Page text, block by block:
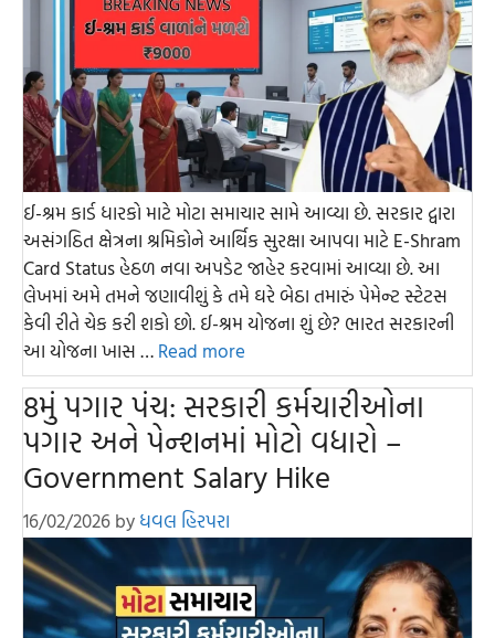
ઈ-શ્રમ કાર્ડ ધારકો માટે મોટા સમાચાર સામે આવ્યા છે. સરકાર દ્વારા
અસંગઠિત ક્ષેત્રના શ્રમિકોને આર્થિક સુરક્ષા આપવા માટે E-Shram
Card Status હેઠળ નવા અપડેટ જાહેર કરવામાં આવ્યા છે. આ
લેખમાં અમે તમને જણાવીશું કે તમે ઘરે બેઠા તમારું પેમેન્ટ સ્ટેટસ
કેવી રીતે ચેક કરી શકો છો. ઈ-શ્રમ યોજના શું છે? ભારત સરકારની
આ યોજના ખાસ … Read more
8મું પગાર પંચ: સરકારી કર્મચારીઓના
પગાર અને પેન્શનમાં મોટો વધારો –
Government Salary Hike
16/02/2026 by ધવલ હિરપરા